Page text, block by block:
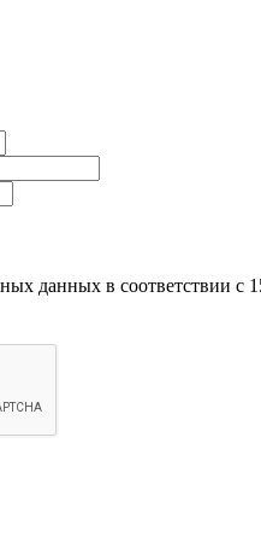
данных в соответствии с